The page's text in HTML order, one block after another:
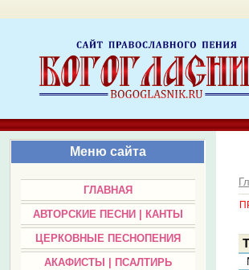
Меню сайта
ГЛАВНАЯ
АВТОРСКИЕ ПЕСНИ | КАНТЫ
ЦЕРКОВНЫЕ ПЕСНОПЕНИЯ
АКАФИСТЫ | ПСАЛТИРЬ